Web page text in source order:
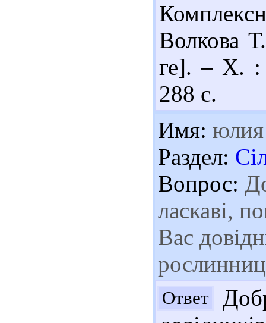
Волкова
ге]. – Х. :
288 с.
Имя: юлия
Раздел:
Вопрос:
ласкаві,
Вас
Ответ